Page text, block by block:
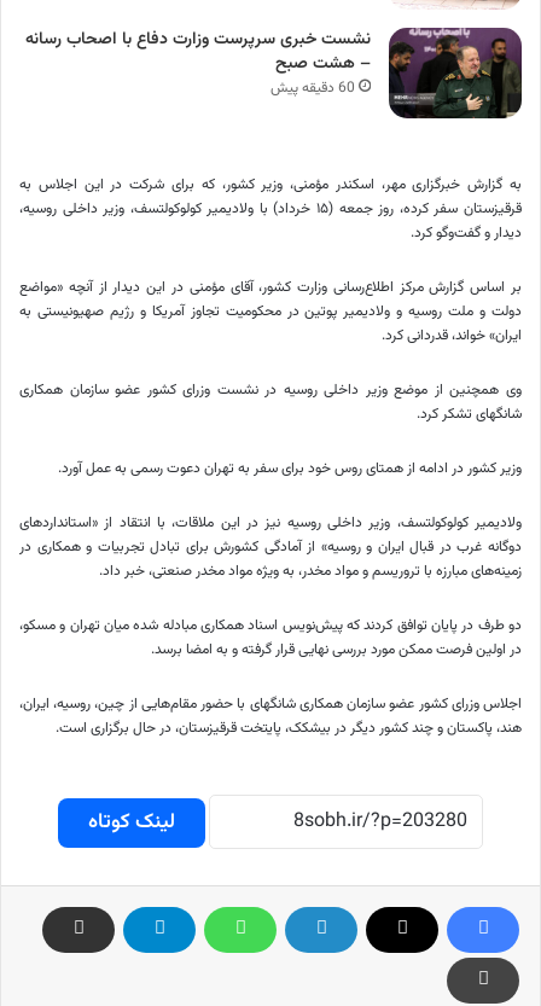
نشست خبری سرپرست وزارت دفاع با اصحاب رسانه
– هشت صبح
60 دقیقه پیش
به گزارش خبرگزاری مهر، اسکندر مؤمنی، وزیر کشور، که برای شرکت در این اجلاس به
قرقیزستان سفر کرده، روز جمعه (۱۵ خرداد) با ولادیمیر کولوکولتسف، وزیر داخلی روسیه،
دیدار و گفت‌وگو کرد.
بر اساس گزارش مرکز اطلاع‌رسانی وزارت کشور، آقای مؤمنی در این دیدار از آنچه «مواضع
دولت و ملت روسیه و ولادیمیر پوتین در محکومیت تجاوز آمریکا و رژیم صهیونیستی به
ایران» خواند، قدردانی کرد.
وی همچنین از موضع وزیر داخلی روسیه در نشست وزرای کشور عضو سازمان همکاری
شانگهای تشکر کرد.
وزیر کشور در ادامه از همتای روس خود برای سفر به تهران دعوت رسمی به عمل آورد.
ولادیمیر کولوکولتسف، وزیر داخلی روسیه نیز در این ملاقات، با انتقاد از «استانداردهای
دوگانه غرب در قبال ایران و روسیه» از آمادگی کشورش برای تبادل تجربیات و همکاری در
زمینه‌های مبارزه با تروریسم و مواد مخدر، به ویژه مواد مخدر صنعتی، خبر داد.
دو طرف در پایان توافق کردند که پیش‌نویس اسناد همکاری مبادله شده میان تهران و مسکو،
در اولین فرصت ممکن مورد بررسی نهایی قرار گرفته و به امضا برسد.
اجلاس وزرای کشور عضو سازمان همکاری شانگهای با حضور مقام‌هایی از چین، روسیه، ایران،
هند، پاکستان و چند کشور دیگر در بیشکک، پایتخت قرقیزستان، در حال برگزاری است.
لینک کوتاه